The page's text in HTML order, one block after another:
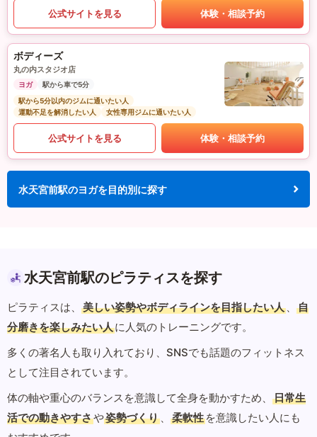
公式サイトを見る 体験・相談予約
ボディーズ
丸の内スタジオ店
ヨガ
駅から車で5分
駅から5分以内のジムに通いたい人
運動不足を解消したい人
女性専用ジムに通いたい人
公式サイトを見る 体験・相談予約
水天宮前駅のヨガを目的別に探す
水天宮前駅のピラティスを探す
ピラティスは、 美しい姿勢やボディラインを目指したい人 、
自
分磨きを楽しみたい人に人気のトレーニングです。
多くの著名人も取り入れており、SNSでも話題のフィットネス
として注目されています。
体の軸や重心のバランスを意識して全身を動かすため、
日常生
活での動きやすさや姿勢づくり 、 柔軟性 を意識したい人にも